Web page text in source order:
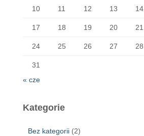
10 11 12 13 14
17 18 19 20 21
24 25 26 27 28
31
« cze
Kategorie
Bez kategorii (2)